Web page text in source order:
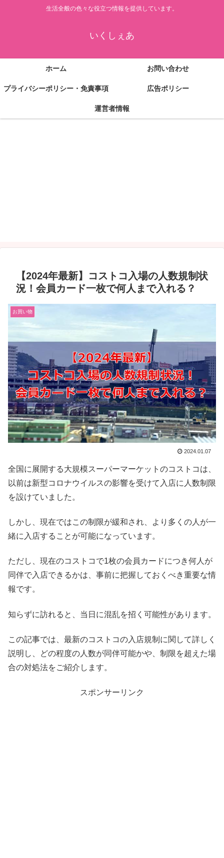
生活全般の色々な役立つ情報を提供しています。
いくしぇあ
ホーム お問い合わせ
プライバシーポリシー・免責事項 広告ポリシー
運営者情報
【2024年最新】コストコ入場の人数規制状
況！会員カード一枚で何人まで入れる？
お買い物
2024.01.07
全国に展開する大規模スーパーマーケットのコストコは、
以前は新型コロナウイルスの影響を受けて入店に人数制限
を設けていました。
しかし、現在ではこの制限が緩和され、より多くの人が一
緒に入店することが可能になっています。
ただし、現在のコストコで1枚の会員カードにつき何人が
同伴で入店できるかは、事前に把握しておくべき重要な情
報です。
知らずに訪れると、当日に混乱を招く可能性があります。
この記事では、最新のコストコの入店規制に関して詳しく
説明し、どの程度の人数が同伴可能かや、制限を超えた場
合の対処法をご紹介します。
スポンサーリンク